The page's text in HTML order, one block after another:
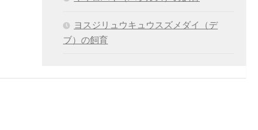
ヨスジリュウキュウスズメダイ（デ
ブ）の飼育